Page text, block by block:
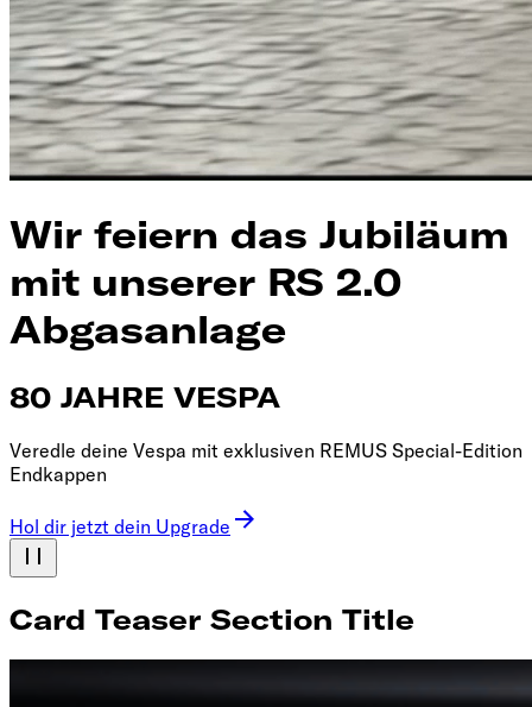
Wir feiern das Jubiläum
mit unserer RS 2.0
Abgasanlage
80 JAHRE VESPA
Veredle deine Vespa mit exklusiven REMUS Special-Edition
Endkappen
Hol dir jetzt dein Upgrade
Card Teaser Section Title